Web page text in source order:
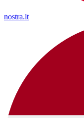
nostra.lt